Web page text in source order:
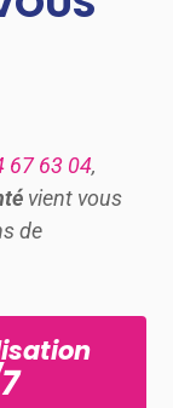
67 63 04,
vient vous
de